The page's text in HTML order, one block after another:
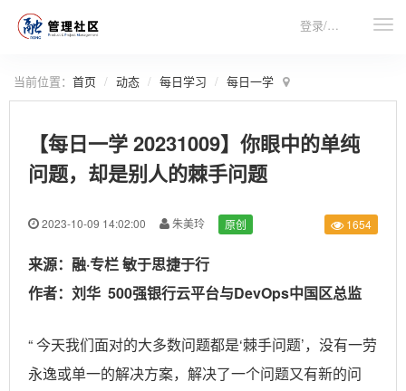
登录/注册
当前位置： 首页 动态 每日学习 每日一学
【每日一学 20231009】你眼中的单纯
问题，却是别人的棘手问题
2023-10-09 14:02:00 朱美玲 原创 1654
来源：融·专栏 敏于思捷于行
作者：刘华 500强银行云平台与DevOps中国区总监
“ 今天我们面对的大多数问题都是‘棘手问题’，没有一劳
永逸或单一的解决方案，解决了一个问题又有新的问